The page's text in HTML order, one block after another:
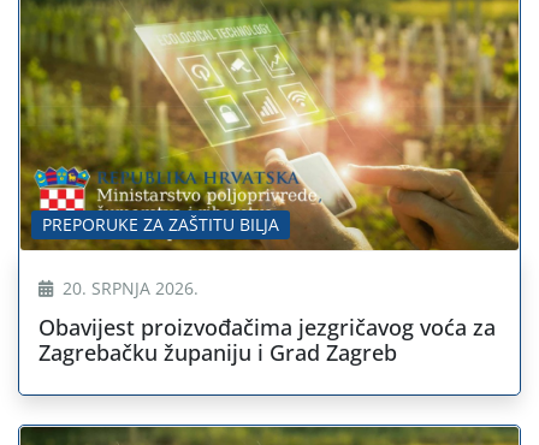
PREPORUKE ZA ZAŠTITU BILJA
20. SRPNJA 2026.
Obavijest proizvođačima jezgričavog voća za
Zagrebačku županiju i Grad Zagreb